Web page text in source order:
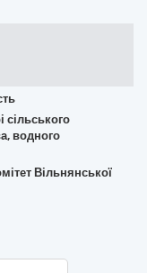
сільського
водного
Вільнянської